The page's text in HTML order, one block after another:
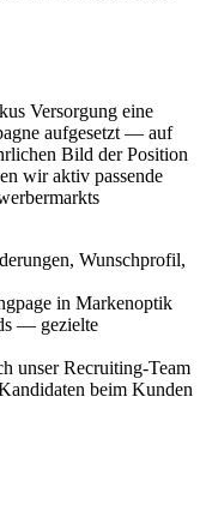
Versorgung eine
aufgesetzt — auf
Bild der Position
wir aktiv passende
Wunschprofil,
in Markenoptik
— gezielte
unser Recruiting-Team
beim Kunden